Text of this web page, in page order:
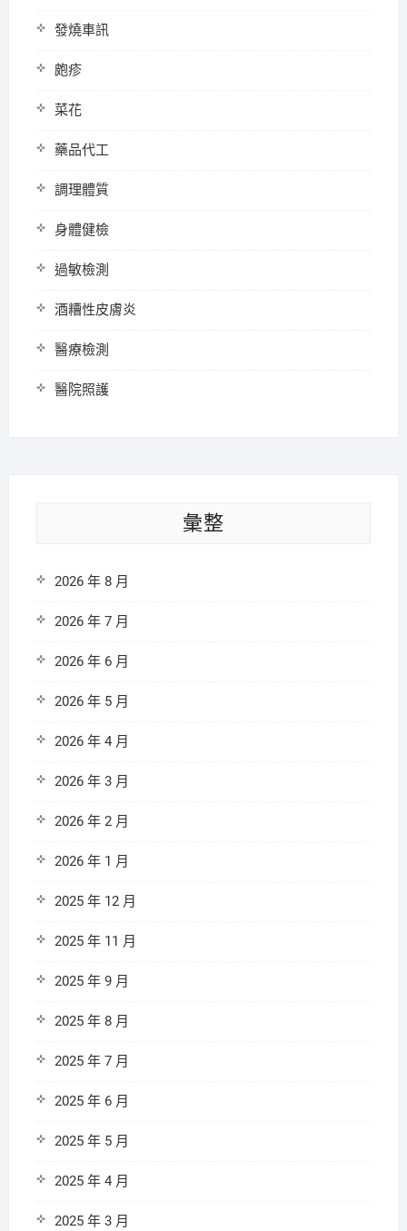
發燒車訊
皰疹
菜花
藥品代工
調理體質
身體健檢
過敏檢測
酒糟性皮膚炎
醫療檢測
醫院照護
彙整
2026 年 8 月
2026 年 7 月
2026 年 6 月
2026 年 5 月
2026 年 4 月
2026 年 3 月
2026 年 2 月
2026 年 1 月
2025 年 12 月
2025 年 11 月
2025 年 9 月
2025 年 8 月
2025 年 7 月
2025 年 6 月
2025 年 5 月
2025 年 4 月
2025 年 3 月